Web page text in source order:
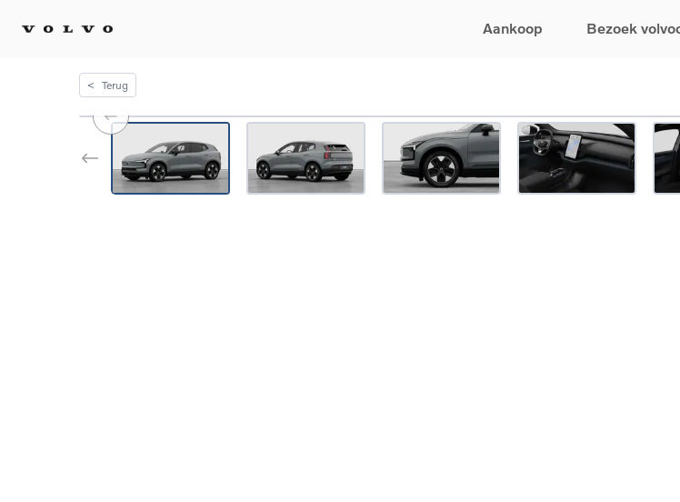
Aankoop
EX30
EX40
EC40
Plug-
Mild
Bezoek
Stel uw wagen samen
Tijdelijke aanbiedingen
Gecertificeerde
Financieren
Verzekeringen
< Terug